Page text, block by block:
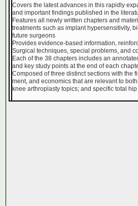
Covers the latest advances in this rapidly
and important findings published in the
Features all newly written chapters and
treatments such as implant hypersensitivity,
future surgeons
Provides evidence-based information,
Surgical techniques, special problems, and
Each of the 38 chapters includes an
and key study points at the end of each
Composed of three distinct sections with
ment, and economics that are relevant to
knee arthroplasty topics; and specific total